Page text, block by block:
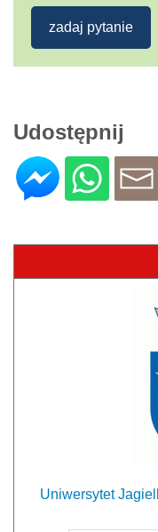
zadaj pytanie
Udostępnij
Uniwersytet